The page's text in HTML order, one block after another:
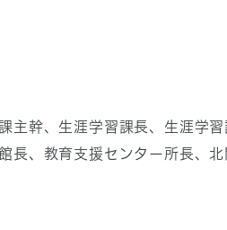
主幹、生涯学習課長、生涯学
長、教育支援センター所長、